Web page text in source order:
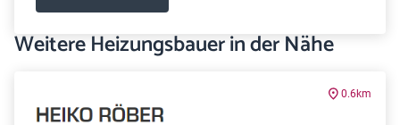
Weitere Heizungsbauer in der Nähe
0.6km